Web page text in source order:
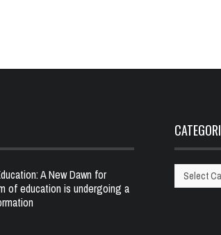
A New Dawn for
of education is undergoing a
Categories